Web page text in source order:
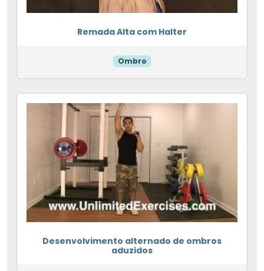
Remada Alta com Halter
Ombro
Desenvolvimento alternado de ombros
aduzidos